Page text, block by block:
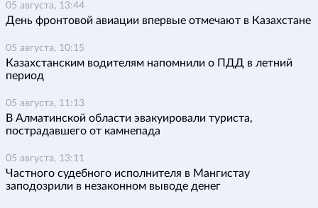
05 августа, 13:44
День фронтовой авиации впервые отмечают в Казахстане
05 августа, 10:15
Казахстанским водителям напомнили о ПДД в летний
период
05 августа, 11:13
В Алматинской области эвакуировали туриста,
пострадавшего от камнепада
05 августа, 13:11
Частного судебного исполнителя в Мангистау
заподозрили в незаконном выводе денег